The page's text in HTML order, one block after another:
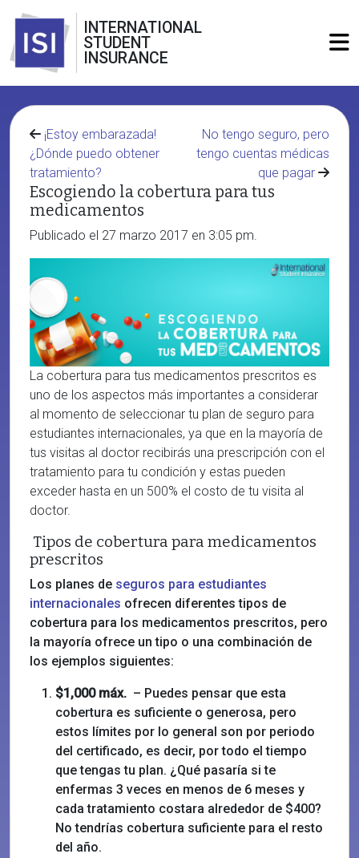
INTERNATIONAL
STUDENT
INSURANCE
¡Estoy embarazada!
¿Dónde puedo obtener
tratamiento?
No tengo seguro, pero
tengo cuentas médicas
que pagar
Escogiendo la cobertura para tus
medicamentos
Publicado el 27 marzo 2017 en 3:05 pm.
La cobertura para tus medicamentos prescritos es
uno de los aspectos más importantes a considerar
al momento de seleccionar tu plan de seguro para
estudiantes internacionales, ya que en la mayoría de
tus visitas al doctor recibirás una prescripción con el
tratamiento para tu condición y estas pueden
exceder hasta en un 500% el costo de tu visita al
doctor.
Tipos de cobertura para medicamentos
prescritos
Los planes de seguros para estudiantes
internacionales ofrecen diferentes tipos de
cobertura para los medicamentos prescritos, pero
la mayoría ofrece un tipo o una combinación de
los ejemplos siguientes:
$1,000 máx. – Puedes pensar que esta
cobertura es suficiente o generosa, pero
estos límites por lo general son por periodo
del certificado, es decir, por todo el tiempo
que tengas tu plan. ¿Qué pasaría si te
enfermas 3 veces en menos de 6 meses y
cada tratamiento costara alrededor de $400?
No tendrías cobertura suficiente para el resto
del año.